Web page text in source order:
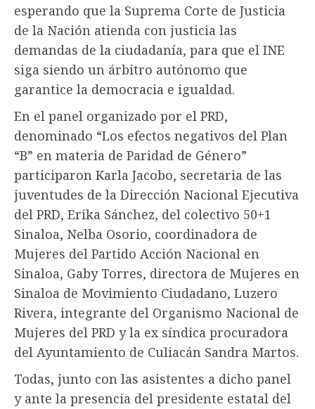
esperando que la Suprema Corte de Justicia
de la Nación atienda con justicia las
demandas de la ciudadanía, para que el INE
siga siendo un árbitro autónomo que
garantice la democracia e igualdad.
En el panel organizado por el PRD,
denominado “Los efectos negativos del Plan
“B” en materia de Paridad de Género”
participaron Karla Jacobo, secretaria de las
juventudes de la Dirección Nacional Ejecutiva
del PRD, Erika Sánchez, del colectivo 50+1
Sinaloa, Nelba Osorio, coordinadora de
Mujeres del Partido Acción Nacional en
Sinaloa, Gaby Torres, directora de Mujeres en
Sinaloa de Movimiento Ciudadano, Luzero
Rivera, integrante del Organismo Nacional de
Mujeres del PRD y la ex síndica procuradora
del Ayuntamiento de Culiacán Sandra Martos.
Todas, junto con las asistentes a dicho panel
y ante la presencia del presidente estatal del